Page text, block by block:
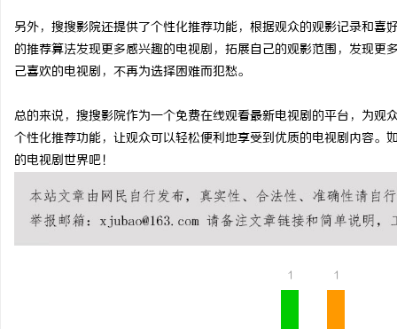
另外，搜搜影院还提供了个性化推荐功能，根据观众的观影记录和
的推荐算法发现更多感兴趣的电视剧，拓展自己的观影范围，发现
己喜欢的电视剧，不再为选择困难而犯愁。
总的来说，搜搜影院作为一个免费在线观看最新电视剧的平台，为
个性化推荐功能，让观众可以轻松便利地享受到优质的电视剧内容
的电视剧世界吧！
1 1